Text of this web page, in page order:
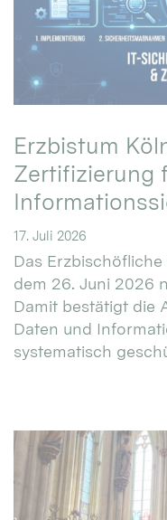
Erzbistum
Zertifizierung
17. Juli 2026
Das
dem 26. Juni 2026
Damit bestätigt die
Daten und
systematisch